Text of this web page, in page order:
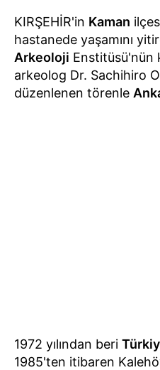
KIRŞEHİR'in Kaman
hastanede yaşamını
Arkeoloji Enstitüsü'nün
arkeolog Dr. Sachihiro
düzenlenen törenle
1972 yılından beri
1985'ten itibaren